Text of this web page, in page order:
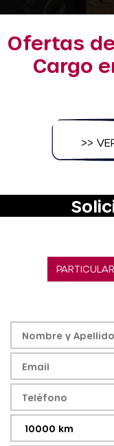
Ofertas
Cargo
>>
PARTICULAR